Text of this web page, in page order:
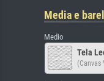
Media e
Medio
Tela
(Canvas